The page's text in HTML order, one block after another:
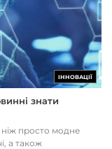
ІННОВАЦІЇ
знати
ніж просто модне
а також